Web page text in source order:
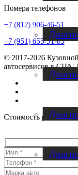
Номера телефонов
+7 (812) 906-46-51
+7 (951) 655-51-85
© 2017-2026
автосервисов в СПб |
Стоимость работ